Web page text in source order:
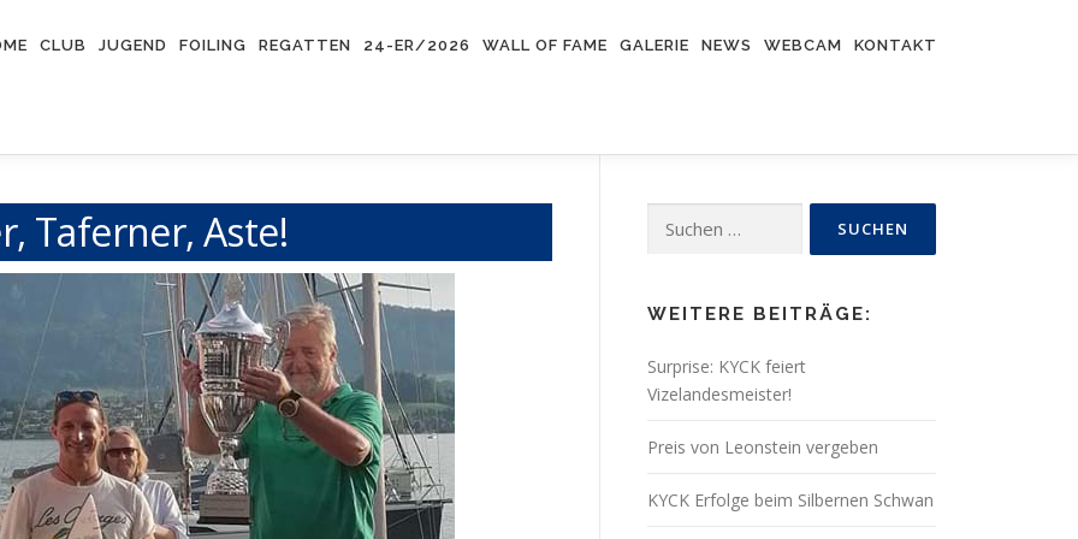
CLUB JUGEND FOILING REGATTEN 24-ER/2026 WALL OF FAME GALERIE NEWS WEBCAM KONTAKT
Taferner, Aste!
nach:
WEITERE BEITRÄGE:
Surprise: KYCK feiert
Vizelandesmeister!
Preis von Leonstein vergeben
KYCK Erfolge beim Silbernen Schwan